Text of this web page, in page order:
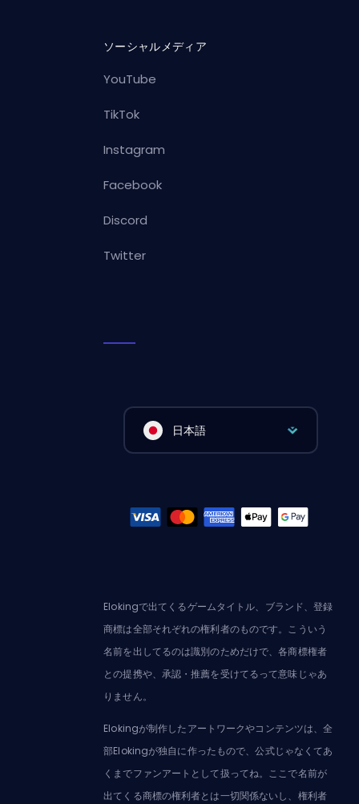
ソーシャルメディア
YouTube
TikTok
Instagram
Facebook
Discord
Twitter
日本語
Elokingで出てくるゲームタイトル、ブランド、登録
商標は全部それぞれの権利者のものです。こういう
名前を出してるのは識別のためだけで、各商標権者
との提携や、承認・推薦を受けてるって意味じゃあ
りません。
Elokingが制作したアートワークやコンテンツは、全
部Elokingが独自に作ったもので、公式じゃなくてあ
くまでファンアートとして扱ってね。ここで名前が
出てくる商標の権利者とは一切関係ないし、権利者